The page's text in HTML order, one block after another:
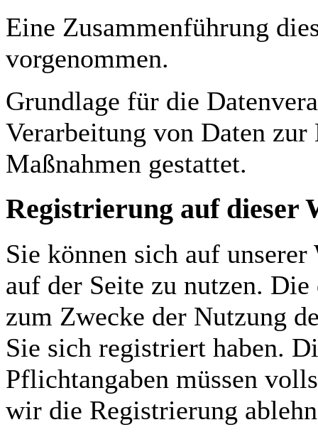
Eine Zusammenführung
vorgenommen.
Grundlage für die
Verarbeitung von Daten
Maßnahmen gestattet.
Registrierung auf dieser
Sie können sich auf
auf der Seite zu nutzen.
zum Zwecke der Nutzung
Sie sich registriert haben.
Pflichtangaben müssen
wir die Registrierung